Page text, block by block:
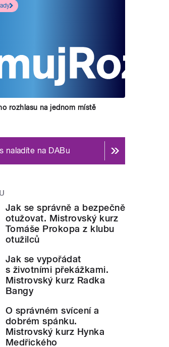
rozhlasu na jednom místě
naladíte na DABu
Jak se správně a bezpečně
otužovat. Mistrovský kurz
Tomáše Prokopa z klubu
otužilců
Jak se vypořádat
s životními překážkami.
Mistrovský kurz Radka
Bangy
O správném svícení a
dobrém spánku.
Mistrovský kurz Hynka
Medřického